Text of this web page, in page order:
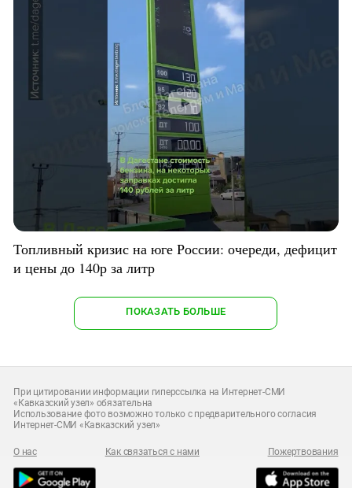
Топливный кризис на юге России: очереди, дефицит
и цены до 140р за литр
ПОКАЗАТЬ БОЛЬШЕ
При цитировании информации гиперссылка на Интернет-СМИ
«Кавказский узел» обязательна
Использование фото возможно только с предварительного согласия
Интернет-СМИ «Кавказский узел»
О нас Как связаться с нами Пожертвования